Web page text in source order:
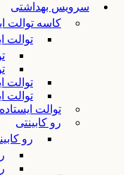
سرویس بهداشتی
کاسه توالت
توالت
توالت
توالت
توالت ایستاده
رو کابینتی
رو